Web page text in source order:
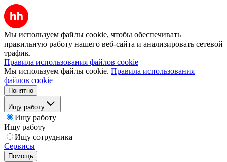
Мы используем файлы cookie, чтобы обеспечивать
правильную работу нашего веб-сайта и анализировать сетевой
трафик.
Правила использования файлов cookie
Мы используем файлы cookie. Правила использования
файлов cookie
Понятно
Ищу работу
Ищу работу
Ищу работу
Ищу сотрудника
Сервисы
Помощь